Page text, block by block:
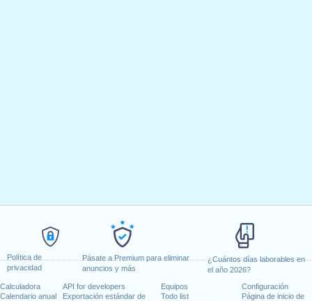
Política de
privacidad
Pásate a Premium para eliminar
anuncios y más
¿Cuántos días laborables en
el año 2026?
Calculadora
Calendario anual
API for developers
Exportación estándar de
Equipos
Todo list
Configuración
Página de inicio de